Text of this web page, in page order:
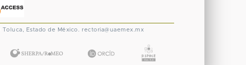
Toluca, Estado de México. rectoria@uaemex.mx